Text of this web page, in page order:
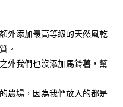
外添加最高等級的天然風乾
。
外我們也沒添加馬鈴薯，幫
農場，因為我們放入的都是